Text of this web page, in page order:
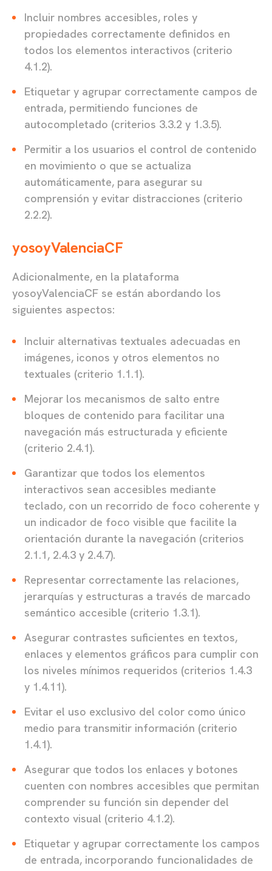
Incluir nombres accesibles, roles y
propiedades correctamente definidos en
todos los elementos interactivos (criterio
4.1.2).
Etiquetar y agrupar correctamente campos de
entrada, permitiendo funciones de
autocompletado (criterios 3.3.2 y 1.3.5).
Permitir a los usuarios el control de contenido
en movimiento o que se actualiza
automáticamente, para asegurar su
comprensión y evitar distracciones (criterio
2.2.2).
yosoyValenciaCF
Adicionalmente, en la plataforma
yosoyValenciaCF se están abordando los
siguientes aspectos:
Incluir alternativas textuales adecuadas en
imágenes, iconos y otros elementos no
textuales (criterio 1.1.1).
Mejorar los mecanismos de salto entre
bloques de contenido para facilitar una
navegación más estructurada y eficiente
(criterio 2.4.1).
Garantizar que todos los elementos
interactivos sean accesibles mediante
teclado, con un recorrido de foco coherente y
un indicador de foco visible que facilite la
orientación durante la navegación (criterios
2.1.1, 2.4.3 y 2.4.7).
Representar correctamente las relaciones,
jerarquías y estructuras a través de marcado
semántico accesible (criterio 1.3.1).
Asegurar contrastes suficientes en textos,
enlaces y elementos gráficos para cumplir con
los niveles mínimos requeridos (criterios 1.4.3
y 1.4.11).
Evitar el uso exclusivo del color como único
medio para transmitir información (criterio
1.4.1).
Asegurar que todos los enlaces y botones
cuenten con nombres accesibles que permitan
comprender su función sin depender del
contexto visual (criterio 4.1.2).
Etiquetar y agrupar correctamente los campos
de entrada, incorporando funcionalidades de